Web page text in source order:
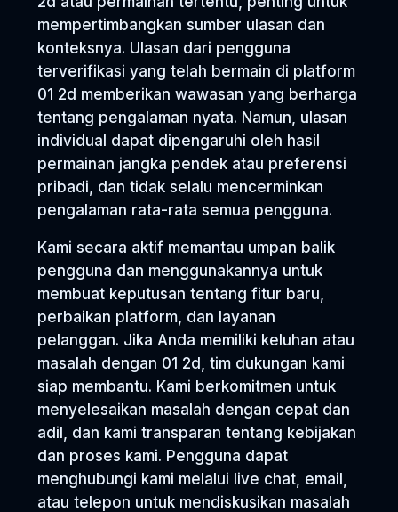
mempertimbangkan sumber ulasan dan
konteksnya. Ulasan dari pengguna
terverifikasi yang telah bermain di platform
01 2d memberikan wawasan yang berharga
tentang pengalaman nyata. Namun, ulasan
individual dapat dipengaruhi oleh hasil
permainan jangka pendek atau preferensi
pribadi, dan tidak selalu mencerminkan
pengalaman rata-rata semua pengguna.
Kami secara aktif memantau umpan balik
pengguna dan menggunakannya untuk
membuat keputusan tentang fitur baru,
perbaikan platform, dan layanan
pelanggan. Jika Anda memiliki keluhan atau
masalah dengan 01 2d, tim dukungan kami
siap membantu. Kami berkomitmen untuk
menyelesaikan masalah dengan cepat dan
adil, dan kami transparan tentang kebijakan
dan proses kami. Pengguna dapat
menghubungi kami melalui live chat, email,
atau telepon untuk mendiskusikan masalah